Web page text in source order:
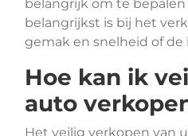
belangrijk om te
belangrijkst is bij het
gemak en snelheid of
Hoe kan ik
auto
Het veilig verkopen van